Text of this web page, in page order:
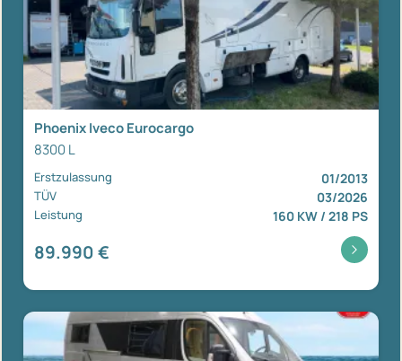
Phoenix Iveco Eurocargo
8300 L
Erstzulassung 01/2013
TÜV 03/2026
Leistung 160 KW / 218 PS
89.990 €